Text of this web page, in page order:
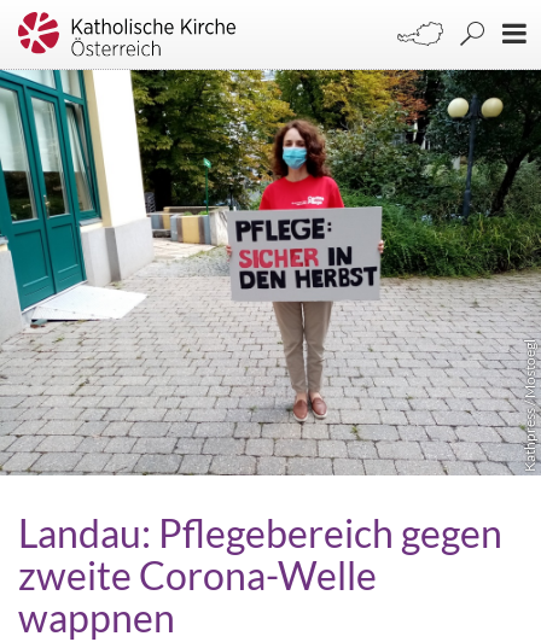
Kathpress / Mostoegl
Landau: Pflegebereich gegen
zweite Corona-Welle
wappnen